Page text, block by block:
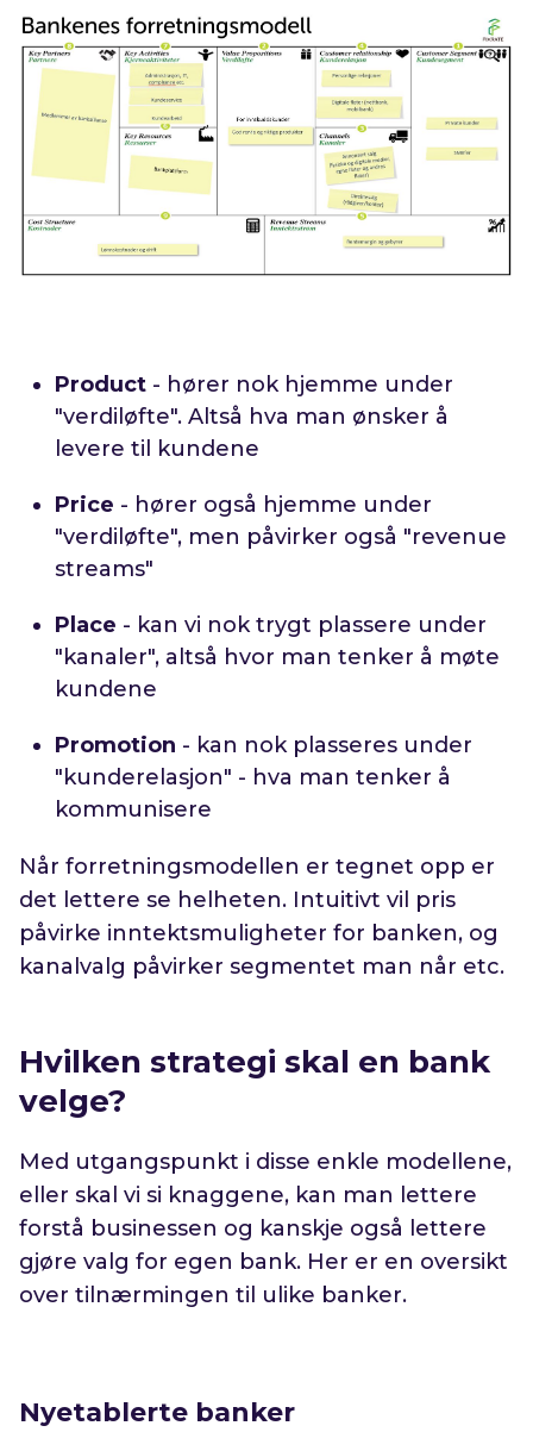
Product - hører nok hjemme under
"verdiløfte". Altså hva man ønsker å
levere til kundene
Price - hører også hjemme under
"verdiløfte", men påvirker også "revenue
streams"
Place - kan vi nok trygt plassere under
"kanaler", altså hvor man tenker å møte
kundene
Promotion - kan nok plasseres under
"kunderelasjon" - hva man tenker å
kommunisere
Når forretningsmodellen er tegnet opp er
det lettere se helheten. Intuitivt vil pris
påvirke inntektsmuligheter for banken, og
kanalvalg påvirker segmentet man når etc.
Hvilken strategi skal en bank
velge?
Med utgangspunkt i disse enkle modellene,
eller skal vi si knaggene, kan man lettere
forstå businessen og kanskje også lettere
gjøre valg for egen bank. Her er en oversikt
over tilnærmingen til ulike banker.
Nyetablerte banker